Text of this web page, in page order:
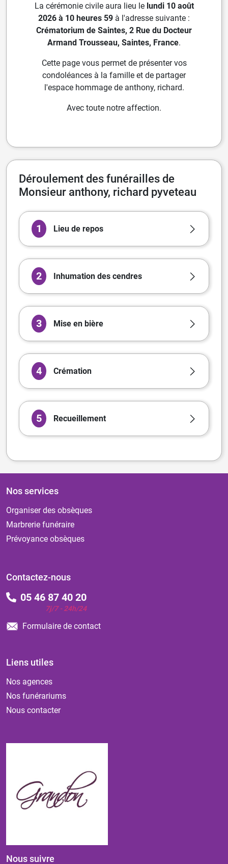
La cérémonie civile aura lieu le lundi 10 août
2026 à 10 heures 59 à l'adresse suivante :
Crématorium de Saintes, 2 Rue du Docteur
Armand Trousseau, Saintes, France.
Cette page vous permet de présenter vos
condoléances à la famille et de partager
l'espace hommage de anthony, richard.
Avec toute notre affection.
Déroulement des funérailles de
Monsieur anthony, richard pyveteau
1 Lieu de repos
2 Inhumation des cendres
3 Mise en bière
4 Crémation
5 Recueillement
Nos services
Organiser des obsèques
Marbrerie funéraire
Prévoyance obsèques
Contactez-nous
05 46 87 40 20
7j/7 - 24h/24
Formulaire de contact
Liens utiles
Nos agences
Nos funérariums
Nous contacter
Nous suivre